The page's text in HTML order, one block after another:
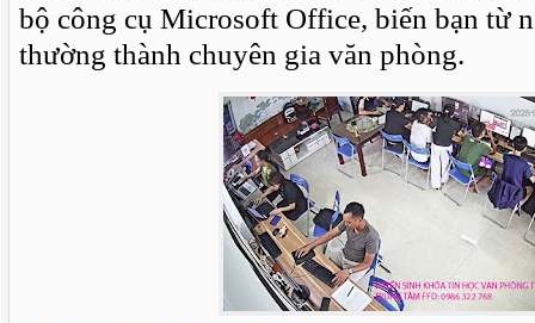
bộ công cụ Microsoft Office, biến bạn từ
thường thành chuyên gia văn phòng.